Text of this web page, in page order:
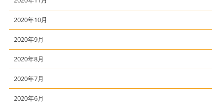
2020年10月
2020年9月
2020年8月
2020年7月
2020年6月